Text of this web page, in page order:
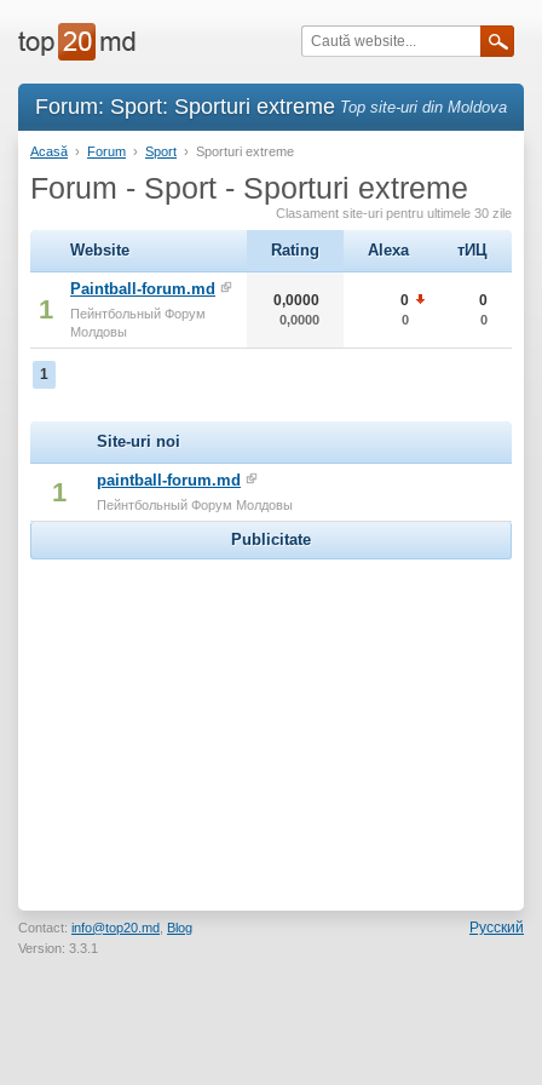
Forum: Sport: Sporturi extreme Top site-uri din Moldova
Acasă › Forum › Sport › Sporturi extreme
Forum - Sport - Sporturi extreme
Clasament site-uri pentru ultimele 30 zile
Website Rating Alexa тИЦ
1
Paintball-forum.md
Пейнтбольный Форум
Молдовы
0,0000
0,0000
0
0
0
0
1
Site-uri noi
1 paintball-forum.md
Пейнтбольный Форум Молдовы
Publicitate
Contact: info@top20.md Blog
Version: 3.3.1
Русский